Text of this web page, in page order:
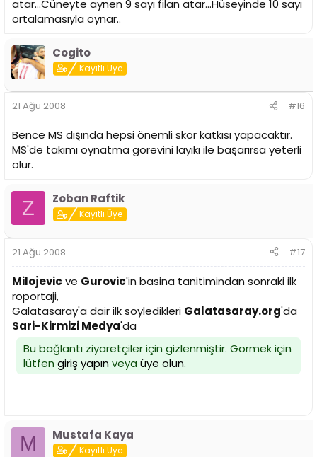
atar...Cüneyte aynen 9 sayı filan atar...Hüseyinde 10 sayı
ortalamasıyla oynar..
Cogito
Kayıtlı Üye
21 Ağu 2008 #16
Bence MS dışında hepsi önemli skor katkısı yapacaktır.
MS'de takımı oynatma görevini layıkı ile başarırsa yeterli
olur.
Z Zoban Raftik
Kayıtlı Üye
21 Ağu 2008 #17
Milojevic ve Gurovic'in basina tanitimindan sonraki ilk
roportaji,
Galatasaray'a dair ilk soyledikleri Galatasaray.org'da
Sari-Kirmizi Medya'da
Bu bağlantı ziyaretçiler için gizlenmiştir. Görmek için
lütfen giriş yapınveya üye olun.
M Mustafa Kaya
Kayıtlı Üye